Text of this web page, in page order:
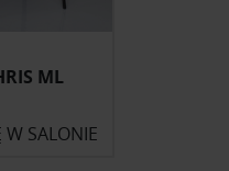
ML
W SALONIE